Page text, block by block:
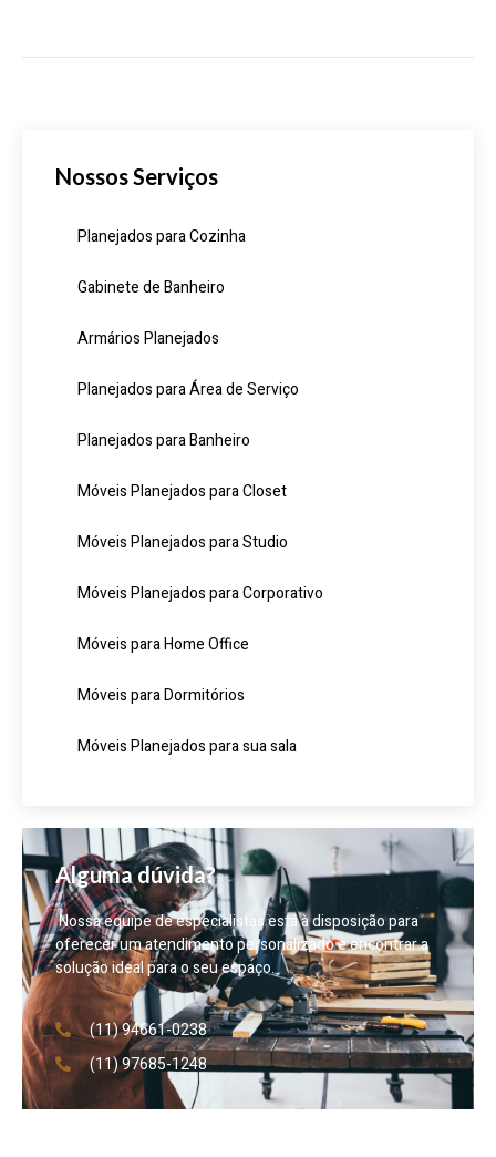
Nossos Serviços
Planejados para Cozinha
Gabinete de Banheiro
Armários Planejados
Planejados para Área de Serviço
Planejados para Banheiro
Móveis Planejados para Closet
Móveis Planejados para Studio
Móveis Planejados para Corporativo
Móveis para Home Office
Móveis para Dormitórios
Móveis Planejados para sua sala
Alguma dúvida?
Nossa equipe de especialistas está à disposição para
oferecer um atendimento personalizado e encontrar a
solução ideal para o seu espaço.
(11) 94661-0238
(11) 97685-1248